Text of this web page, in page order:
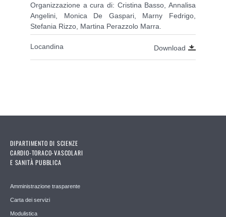
Organizzazione a cura di: Cristina Basso, Annalisa
Angelini, Monica De Gaspari, Marny Fedrigo,
Stefania Rizzo, Martina Perazzolo Marra.
Locandina Download
DIPARTIMENTO DI SCIENZE
CARDIO-TORACO-VASCOLARI
E SANITÀ PUBBLICA
Amministrazione trasparente
Carta dei servizi
Modulistica